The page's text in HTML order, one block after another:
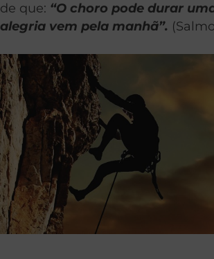
de que: “O choro pode durar
alegria vem pela manhã”.